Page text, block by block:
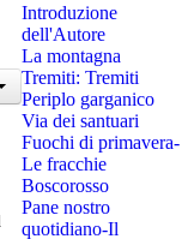
Introduzione
dell'Autore
La montagna
Tremiti: Tremiti
Periplo garganico
Via dei santuari
Fuochi di primavera-
Le fracchie
Boscorosso
Pane nostro
quotidiano-Il